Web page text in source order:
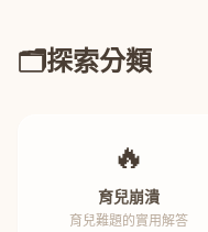
🗂️探索分類
🔥
育兒崩潰
育兒難題的實用解答